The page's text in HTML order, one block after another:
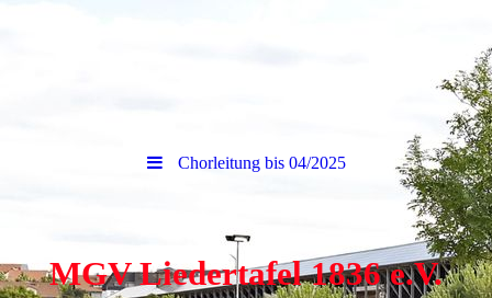
Chorleitung bis 04/2025
MGV Liedertafel 1836 e.V.